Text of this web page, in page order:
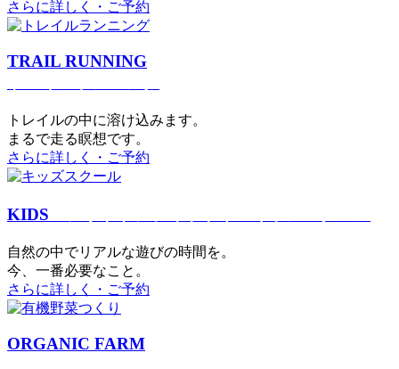
さらに詳しく・ご予約
TRAIL RUNNING
トレイルの中に溶け込みます。
まるで⾛る瞑想です。
さらに詳しく・ご予約
KIDS
⾃然の中でリアルな遊びの時間を。
今、⼀番必要なこと。
さらに詳しく・ご予約
ORGANIC FARM